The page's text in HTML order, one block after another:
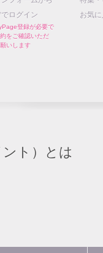
ログイン
登録が必要で
をご確認いただ
いします
お気
ト）とは